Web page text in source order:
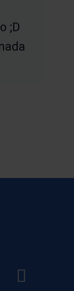
;D
YouTube